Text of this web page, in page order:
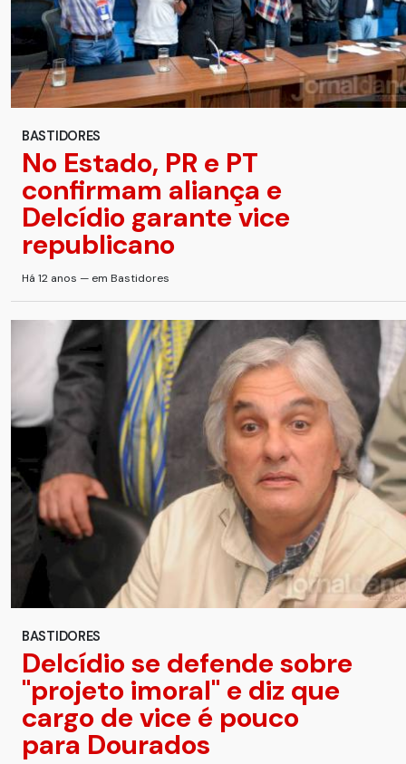
BASTIDORES
No Estado, PR e PT
confirmam aliança e
Delcídio garante vice
republicano
Há 12 anos — em Bastidores
BASTIDORES
Delcídio se defende sobre
''projeto imoral'' e diz que
cargo de vice é pouco
para Dourados